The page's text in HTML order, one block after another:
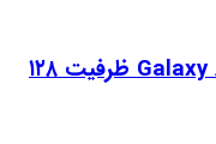
گوشی موبایل سامسونگ مدل Galaxy A۱۴ ظرفیت ۱۲۸